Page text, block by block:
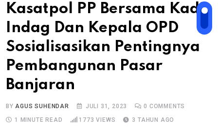
Kasatpol PP Bersama Kadis
Indag Dan Kepala OPD
Sosialisasikan Pentingnya
Pembangunan Pasar
Banjaran
BYAGUS SUHENDAR JULI 31, 2023 0 COMMENTS
1 MINUTE READ
1773 VIEWS 3 TAHUN AGO